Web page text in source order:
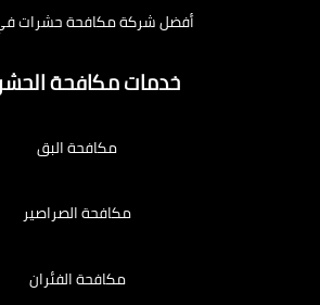
أفضل شركة مكافحة حشرات
خدمات مكافحة
مكافحة البق
مكافحة الصراصير
مكافحة الفئران